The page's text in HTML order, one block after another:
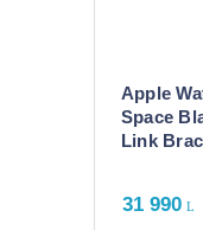
Apple
Space
Link
31 990